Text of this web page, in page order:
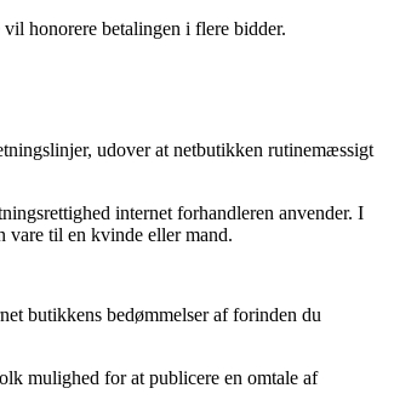
honorere betalingen i flere bidder.
udover at netbutikken rutinemæssigt
internet forhandleren anvender. I
vare til en kvinde eller mand.
butikkens bedømmelser af forinden du
mulighed for at publicere en omtale af